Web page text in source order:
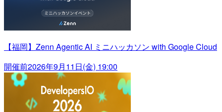
【福岡】Zenn Agentic AI ミニハッカソン with Google Cloud
開催前2026年9月11日(金) 19:00